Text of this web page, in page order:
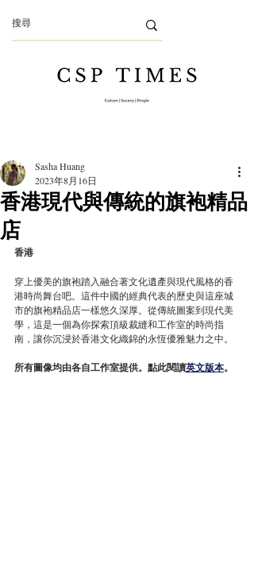
香港現代與傳統的旗袍精品
店
Sasha Huang
2023年8月16日
香港
穿上優美的旗袍踏入融合著文化遺產與現代風格的香
港時尚舞台吧。這件中國的經典代表的歷史與這座城
市的旗袍精品店一樣悠久深厚。從傳統圖案到現代美
學，這是一個為你探索頂級裁縫和工作室的時尚指
南，讓你沉浸於香港文化織錦的永恆優雅魅力之中。
所有圖像均由各自工作室提供。點此閱讀英文版本。